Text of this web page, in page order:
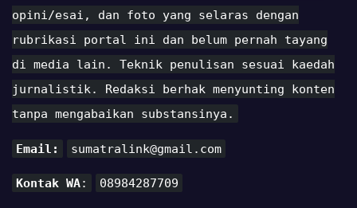
opini/esai, dan foto yang selaras dengan
rubrikasi portal ini dan belum pernah tayang
di media lain. Teknik penulisan sesuai kaedah
jurnalistik. Redaksi berhak menyunting konten
tanpa mengabaikan substansinya.
Email: sumatralink@gmail.com
Kontak WA: 08984287709